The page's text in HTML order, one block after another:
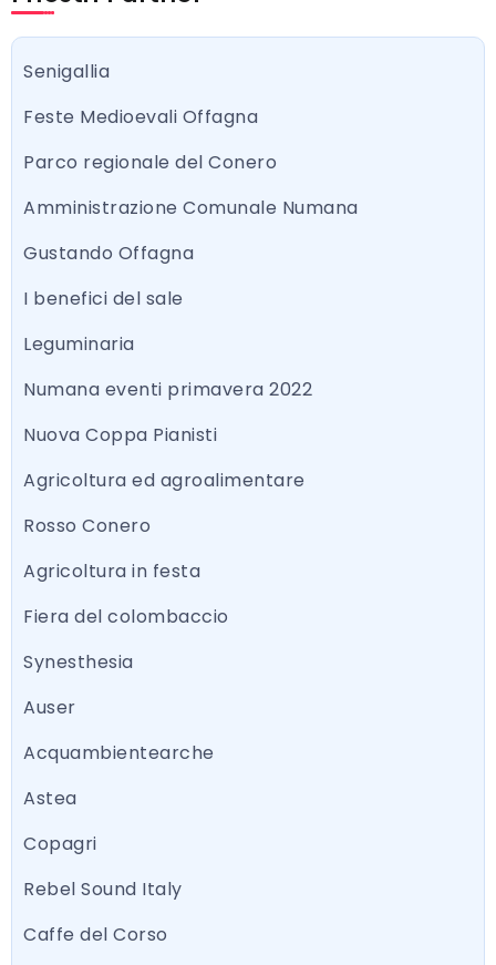
Senigallia
Feste Medioevali Offagna
Parco regionale del Conero
Amministrazione Comunale Numana
Gustando Offagna
I benefici del sale
Leguminaria
Numana eventi primavera 2022
Nuova Coppa Pianisti
Agricoltura ed agroalimentare
Rosso Conero
Agricoltura in festa
Fiera del colombaccio
Synesthesia
Auser
Acquambientearche
Astea
Copagri
Rebel Sound Italy
Caffe del Corso